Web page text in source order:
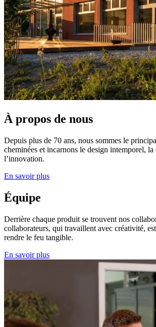
À propos de nous
Depuis plus de 70 ans, nous sommes le
cheminées et incarnons le design intemporel, la
l’innovation.
En savoir plus
Équipe
Derrière chaque produit se trouvent nos
collaborateurs, qui travaillent avec créativité,
rendre le feu tangible.
En savoir plus